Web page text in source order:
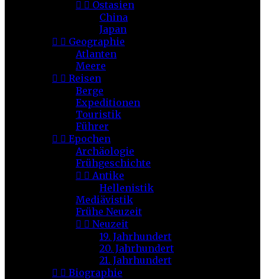
  Ostasien
China
Japan
  Geographie
Atlanten
Meere
  Reisen
Berge
Expeditionen
Touristik
Führer
  Epochen
Archäologie
Frühgeschichte
  Antike
Hellenistik
Mediävistik
Frühe Neuzeit
  Neuzeit
19. Jahrhundert
20. Jahrhundert
21. Jahrhundert
  Biographie